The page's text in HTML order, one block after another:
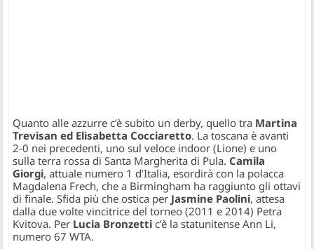
Quanto alle azzurre c’è subito un derby, quello tra Martina
Trevisan ed Elisabetta Cocciaretto. La toscana è avanti
2-0 nei precedenti, uno sul veloce indoor (Lione) e uno
sulla terra rossa di Santa Margherita di Pula.Camila
Giorgi, attuale numero 1 d’Italia, esordirà con la polacca
Magdalena Frech, che a Birmingham ha raggiunto gli ottavi
di finale. Sfida più che ostica per Jasmine Paolini, attesa
dalla due volte vincitrice del torneo (2011 e 2014) Petra
Kvitova. Per Lucia Bronzetti c’è la statunitense Ann Li,
numero 67 WTA.